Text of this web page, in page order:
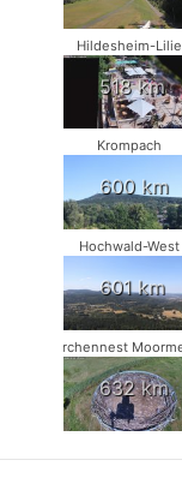
Hildesheim-Lilie
518 km
Krompach
600 km
Hochwald-West
601 km
Storchennest
632 km